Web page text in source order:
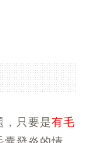
，只要是有毛